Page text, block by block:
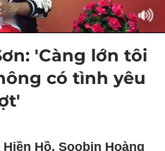
'Càng lớn tôi
có tình yêu
Hồ, Soobin Hoàng